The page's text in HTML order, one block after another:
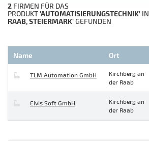
2 FIRMEN FÜR DAS
PRODUKT'AUTOMATISIERUNGSTECHNIK' IN
RAAB, STEIERMARK'GEFUNDEN
Name Ort
TLM Automation GmbH
Kirchberg an
der Raab
Eivis Soft GmbH
Kirchberg an
der Raab